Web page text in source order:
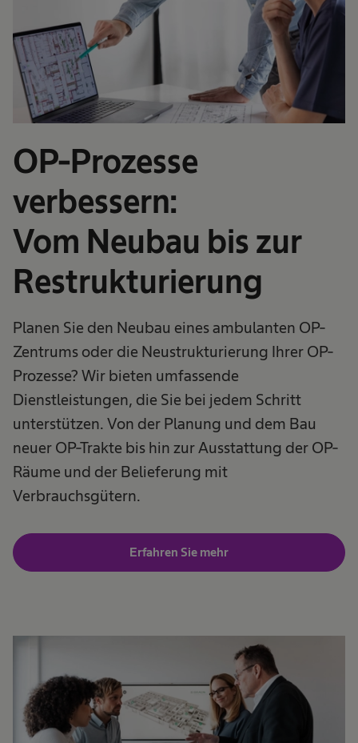
OP-Prozesse
verbessern:
Vom Neubau bis zur
Restrukturierung
Planen Sie den Neubau eines ambulanten OP-
Zentrums oder die Neustrukturierung Ihrer OP-
Prozesse? Wir bieten umfassende
Dienstleistungen, die Sie bei jedem Schritt
unterstützen. Von der Planung und dem Bau
neuer OP-Trakte bis hin zur Ausstattung der OP-
Räume und der Belieferung mit
Verbrauchsgütern.
Erfahren Sie mehr